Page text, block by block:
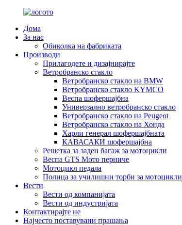
Дома
За нас
Обиколка на фабриката
Производи
Прилагодете и дизајнирајте
Ветробранско стакло
Ветробранско стакло на BMW
Ветробранско стакло KYMCO
Веспа шофершајбна
Универзално ветробранско стакло
Ветробранско стакло на Peugeot
Ветробранско стакло на Хонда
Харли генерал шофершајбната
КАВАСАКИ шофершајбна
Решетка за заден багаж за мотоцикли
Веспа GTS Мото перниче
Мотоцикл педала
Полица за училишни торби за мотоцикли
Вести
Вести од компанијата
Вести од индустријата
Контактирајте не
Најчесто поставувани прашања